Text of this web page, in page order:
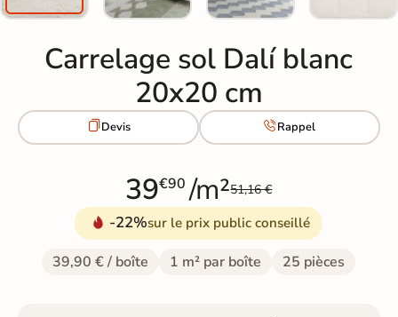
Carrelage sol Dalí blanc
20x20 cm
Devis Rappel
39€90 /m²51,16 €
-22%sur le prix public conseillé
39,90 € / boîte 1 m² par boîte 25 pièces